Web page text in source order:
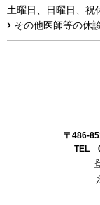
土曜日、日曜日、祝
その他医師等の休
〒486-
TEL